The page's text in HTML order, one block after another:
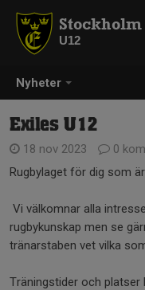
Nyheter
U12
Exiles U12
18 nov 2023
0
Rugbylaget för dig som
Vi välkomnar alla
rugbykunskap men se
tränarstaben vet vilka
Träningstider och platser